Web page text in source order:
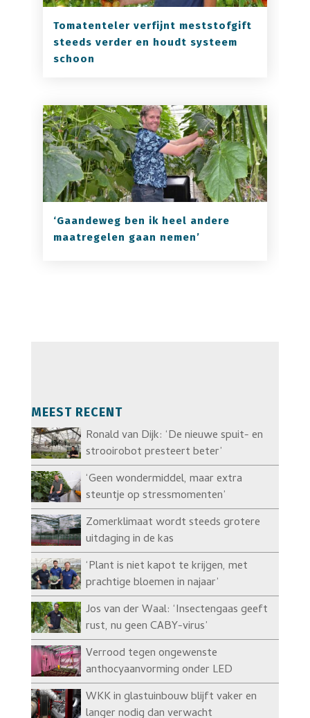
Tomatenteler verfijnt meststofgift
steeds verder en houdt systeem
schoon
‘Gaandeweg ben ik heel andere
maatregelen gaan nemen’
MEEST RECENT
Ronald van Dijk: ‘De nieuwe spuit- en
strooirobot presteert beter’
‘Geen wondermiddel, maar extra
steuntje op stressmomenten’
Zomerklimaat wordt steeds grotere
uitdaging in de kas
‘Plant is niet kapot te krijgen, met
prachtige bloemen in najaar’
Jos van der Waal: ‘Insectengaas geeft
rust, nu geen CABY-virus’
Verrood tegen ongewenste
anthocyaanvorming onder LED
WKK in glastuinbouw blijft vaker en
langer nodig dan verwacht